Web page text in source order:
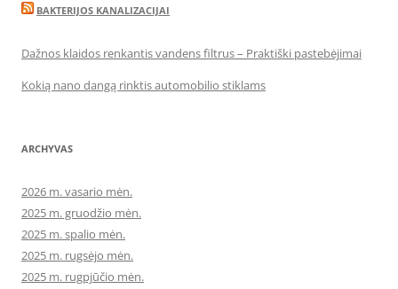
BAKTERIJOS KANALIZACIJAI
Dažnos klaidos renkantis vandens filtrus – Praktiški pastebėjimai
Kokią nano dangą rinktis automobilio stiklams
ARCHYVAS
2026 m. vasario mėn.
2025 m. gruodžio mėn.
2025 m. spalio mėn.
2025 m. rugsėjo mėn.
2025 m. rugpjūčio mėn.